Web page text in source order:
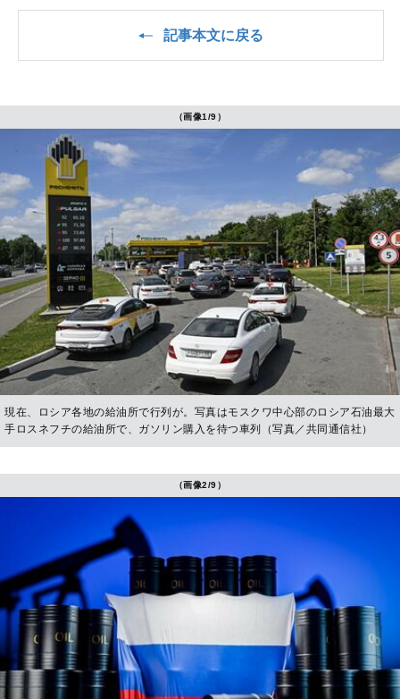
記事本文に戻る
（画像1/9）
現在、ロシア各地の給油所で行列が。写真はモスクワ中心部のロシア石油最大
手ロスネフチの給油所で、ガソリン購入を待つ車列（写真／共同通信社）
（画像2/9）